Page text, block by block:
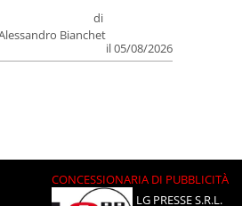
di
Bianchet
il 05/08/2026
CONCESSIONARIA DI PUBBLICITÀ
LG PRESSE S.R.L.